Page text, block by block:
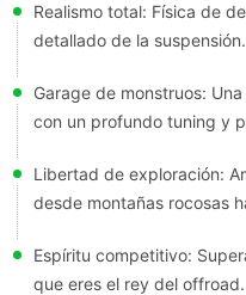
Realismo total: Física de
detallado de la suspensión.
Garage de monstruos:
con un profundo tuning y
Libertad de exploración:
desde montañas rocosas
Espíritu competitivo:
que eres el rey del offroad.